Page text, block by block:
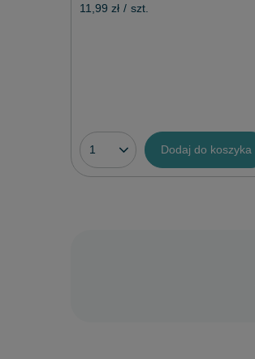
11,99 zł / szt.
Dodaj do koszyka